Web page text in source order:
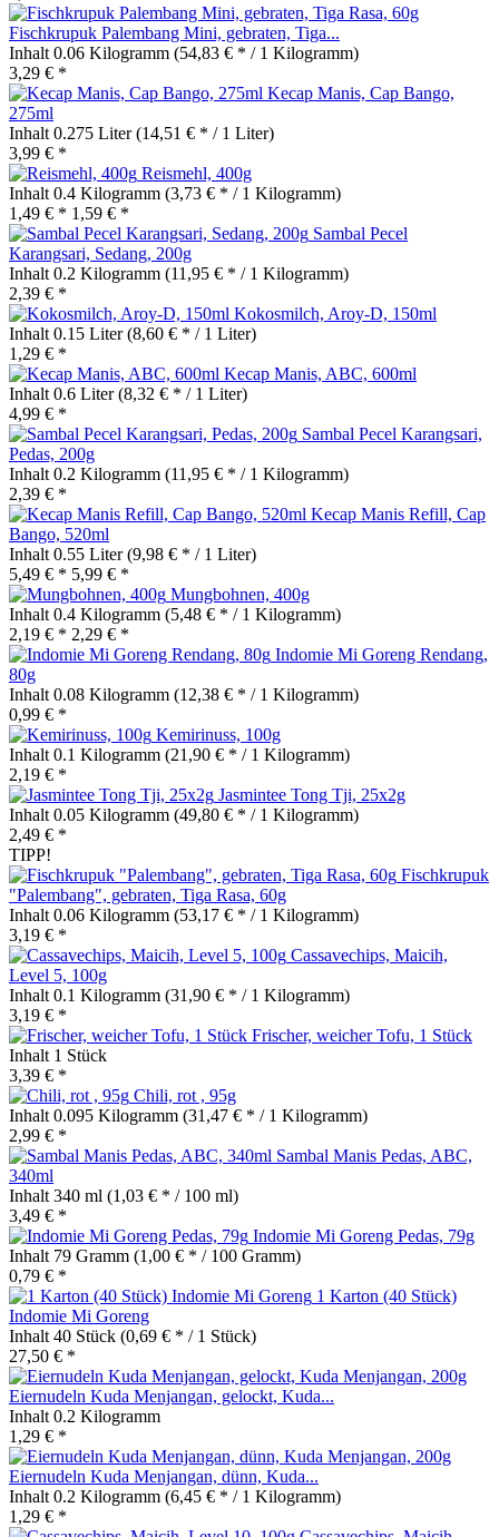
Fischkrupuk Palembang Mini, gebraten, Tiga...
Inhalt 0.06 Kilogramm (54,83 € * / 1 Kilogramm)
3,29 € *
Kecap Manis, Cap Bango,
275ml
Inhalt 0.275 Liter(14,51 € * / 1 Liter)
3,99 € *
Reismehl, 400g
Inhalt 0.4 Kilogramm (3,73 € * / 1 Kilogramm)
1,49 € * 1,59 € *
Sambal Pecel
Karangsari, Sedang, 200g
Inhalt 0.2 Kilogramm (11,95 € * / 1 Kilogramm)
2,39 € *
Kokosmilch, Aroy-D, 150ml
Inhalt 0.15 Liter(8,60 € * / 1 Liter)
1,29 € *
Kecap Manis, ABC, 600ml
Inhalt 0.6 Liter(8,32 € * / 1 Liter)
4,99 € *
Sambal Pecel Karangsari,
Pedas, 200g
Inhalt 0.2 Kilogramm (11,95 € * / 1 Kilogramm)
2,39 € *
Kecap Manis Refill, Cap
Bango, 520ml
Inhalt 0.55 Liter(9,98 € * / 1 Liter)
5,49 € * 5,99 € *
Mungbohnen, 400g
Inhalt 0.4 Kilogramm (5,48 € * / 1 Kilogramm)
2,19 € * 2,29 € *
Indomie Mi Goreng Rendang,
80g
Inhalt 0.08 Kilogramm (12,38 € * / 1 Kilogramm)
0,99 € *
Kemirinuss, 100g
Inhalt 0.1 Kilogramm (21,90 € * / 1 Kilogramm)
2,19 € *
Jasmintee Tong Tji, 25x2g
Inhalt 0.05 Kilogramm (49,80 € * / 1 Kilogramm)
2,49 € *
TIPP!
Fischkrupuk
"Palembang", gebraten, Tiga Rasa, 60g
Inhalt 0.06 Kilogramm (53,17 € * / 1 Kilogramm)
3,19 € *
Cassavechips, Maicih,
Level 5, 100g
Inhalt 0.1 Kilogramm (31,90 € * / 1 Kilogramm)
3,19 € *
Frischer, weicher Tofu, 1 Stück
Inhalt 1 Stück
3,39 € *
Chili, rot , 95g
Inhalt 0.095 Kilogramm (31,47 € * / 1 Kilogramm)
2,99 € *
Sambal Manis Pedas, ABC,
340ml
Inhalt 340 ml (1,03 € * / 100 ml)
3,49 € *
Indomie Mi Goreng Pedas, 79g
Inhalt 79 Gramm (1,00 € * / 100 Gramm)
0,79 € *
1 Karton (40 Stück)
Indomie Mi Goreng
Inhalt 40 Stück (0,69 € * / 1 Stück)
27,50 € *
Eiernudeln Kuda Menjangan, gelockt, Kuda...
Inhalt 0.2 Kilogramm
1,29 € *
Eiernudeln Kuda Menjangan, dünn, Kuda...
Inhalt 0.2 Kilogramm (6,45 € * / 1 Kilogramm)
1,29 € *